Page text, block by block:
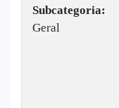
Subcategoria:
Geral